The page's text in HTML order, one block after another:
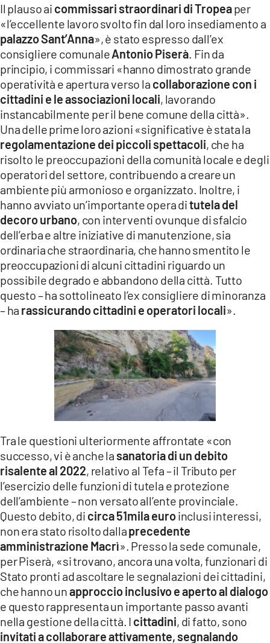
App
ANDROID
APPLE
Il plauso ai commissari straordinari di Tropeaper
«l’eccellente lavoro svolto fin dal loro insediamento a
palazzo Sant’Anna», è stato espresso dall’ex
consigliere comunaleAntonio Piserà . Fin da
principio, i commissari «hanno dimostrato grande
operatività e apertura verso la collaborazione con i
cittadini e le associazioni locali, lavorando
instancabilmente per il bene comune della città».
Una delle prime loro azioni «significative è stata la
regolamentazione dei piccoli spettacoli, che ha
risolto le preoccupazioni della comunità locale e degli
operatori del settore, contribuendo a creare un
ambiente più armonioso e organizzato. Inoltre, i
hanno avviato un’importante opera ditutela del
decoro urbano, con interventi ovunque di sfalcio
dell’erba e altre iniziative di manutenzione, sia
ordinaria che straordinaria, che hanno smentito le
preoccupazioni di alcuni cittadini riguardo un
possibile degrado e abbandono della città. Tutto
questo – ha sottolineato l’ex consigliere di minoranza
– ha rassicurando cittadini e operatori locali».
Tra le questioni ulteriormente affrontate «con
successo, vi è anche la sanatoria di un debito
risalente al 2022, relativo al Tefa – il Tributo per
l’esercizio delle funzioni di tutela e protezione
dell’ambiente – non versato all’ente provinciale.
Questo debito, di circa 51mila euroinclusi interessi,
non era stato risolto dallaprecedente
amministrazione Macrì». Presso la sede comunale,
per Piserà, «si trovano, ancora una volta, funzionari di
Stato pronti ad ascoltare le segnalazioni dei cittadini,
che hanno unapproccio inclusivo e aperto al dialogo
e questo rappresenta un importante passo avanti
nella gestione della città. I cittadini, di fatto, sono
invitati a collaborare attivamente, segnalando